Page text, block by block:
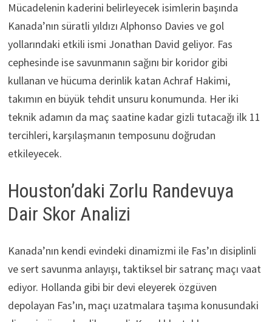
Mücadelenin kaderini belirleyecek isimlerin başında
Kanada’nın süratli yıldızı Alphonso Davies ve gol
yollarındaki etkili ismi Jonathan David geliyor. Fas
cephesinde ise savunmanın sağını bir koridor gibi
kullanan ve hücuma derinlik katan Achraf Hakimi,
takımın en büyük tehdit unsuru konumunda. Her iki
teknik adamın da maç saatine kadar gizli tutacağı ilk 11
tercihleri, karşılaşmanın temposunu doğrudan
etkileyecek.
Houston’daki Zorlu Randevuya
Dair Skor Analizi
Kanada’nın kendi evindeki dinamizmi ile Fas’ın disiplinli
ve sert savunma anlayışı, taktiksel bir satranç maçı vaat
ediyor. Hollanda gibi bir devi eleyerek özgüven
depolayan Fas’ın, maçı uzatmalara taşıma konusundaki